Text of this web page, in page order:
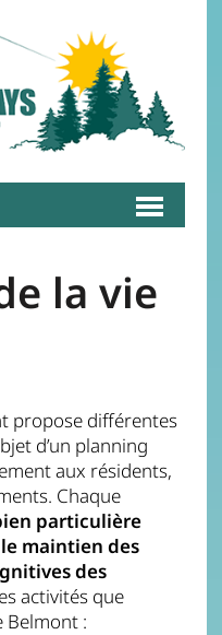
la vie
propose différentes
d’un planning
aux résidents,
Chaque
particulière
maintien des
des
activités que
Belmont :